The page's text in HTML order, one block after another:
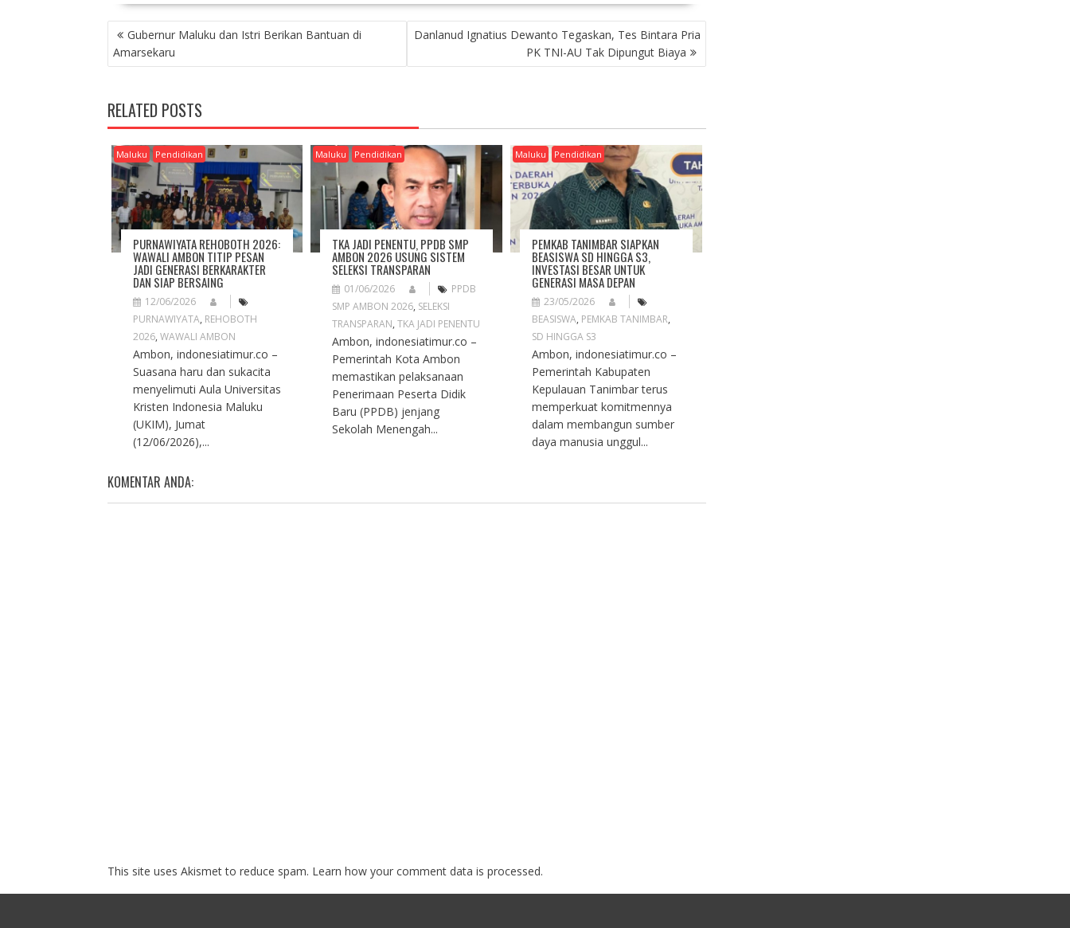
P
O
S
N
A
V
G
A
T
O
N
Gubernur Maluku dan Istri Berikan Bantuan di
Amarsekaru
Danlanud Ignatius Dewanto Tegaskan, Tes Bintara Pria
PK TNI-AU Tak Dipungut Biaya
RELATED POSTS
Maluku Pendidikan
PURNAWIYATA REHOBOTH 2026:
WAWALI AMBON TITIP PESAN
JADI GENERASI BERKARAKTER
DAN SIAP BERSAING
12/06/2026
PURNAWIYATA, REHOBOTH
2026, WAWALI AMBON
Ambon, indonesiatimur.co –
Suasana haru dan sukacita
menyelimuti Aula Universitas
Kristen Indonesia Maluku
(UKIM), Jumat
(12/06/2026),...
Maluku Pendidikan
TKA JADI PENENTU, PPDB SMP
AMBON 2026 USUNG SISTEM
SELEKSI TRANSPARAN
01/06/2026
PPDB
SMP AMBON 2026, SELEKSI
TRANSPARAN,TKA JADI PENENTU
Ambon, indonesiatimur.co –
Pemerintah Kota Ambon
memastikan pelaksanaan
Penerimaan Peserta Didik
Baru (PPDB) jenjang
Sekolah Menengah...
Maluku Pendidikan
PEMKAB TANIMBAR SIAPKAN
BEASISWA SD HINGGA S3,
INVESTASI BESAR UNTUK
GENERASI MASA DEPAN
23/05/2026
BEASISWA, PEMKAB TANIMBAR,
SD HINGGA S3
Ambon, indonesiatimur.co –
Pemerintah Kabupaten
Kepulauan Tanimbar terus
memperkuat komitmennya
dalam membangun sumber
daya manusia unggul...
KOMENTAR ANDA:
This site uses Akismet to reduce spam. Learn how your comment data is processed.